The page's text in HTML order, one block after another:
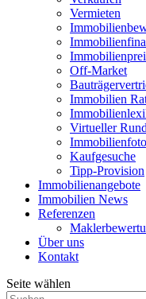
Vermieten
Off-Market
Immobilien
Virtueller
Kaufgesuche
Tipp-Provision
Immobilienangebote
Immobilien News
Referenzen
Über uns
Kontakt
Seite wählen